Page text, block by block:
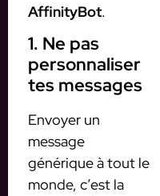
AffinityBot.
1. Ne pas
personnaliser
tes messages
Envoyer un
message
générique à tout le
monde, c’est la